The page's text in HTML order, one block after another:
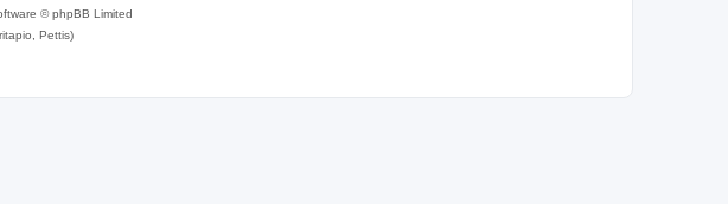
© phpBB Limited
Pettis)